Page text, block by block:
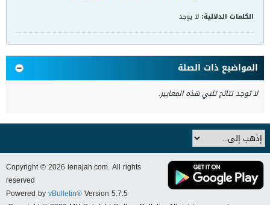
الكلمات الدلالية: لا يوجد
المواضيع ذات الصلة
لا توجد نتائج تلبي هذه المعايير.
Copyright © 2026 ienajah.com. All rights
reserved
Powered byvBulletin®Version 5.7.5